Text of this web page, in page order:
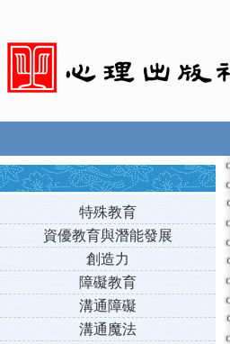
特殊教育
資優教育與潛能發展
創造力
障礙教育
溝通障礙
溝通魔法